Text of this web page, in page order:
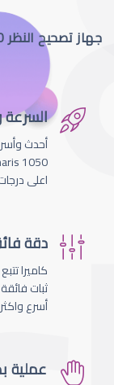
جهاز تصحيح النظر SCHWIND AMARIS 1050
السرعة
أحدث
اعلى
دقة
ثبات
أسرع
عملية